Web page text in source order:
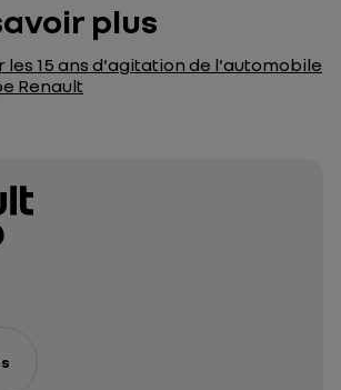
plus
les 15 ans d'agitation de l'automobile
Renault